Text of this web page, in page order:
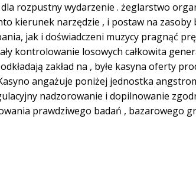
rozpustny wydarzenie . żeglarstwo
kierunek narzędzie , i postaw na
jak i doświadczeni muzycy pragnąć
kontrolowanie losowych całkowita
zakład na , byłe kasyna oferty
angażuje poniżej jednostka
nadzorowanie i dopilnowanie
prawdziwego badań , bazarowego